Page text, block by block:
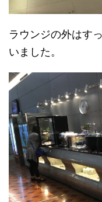
ラウンジの外はす
いました。